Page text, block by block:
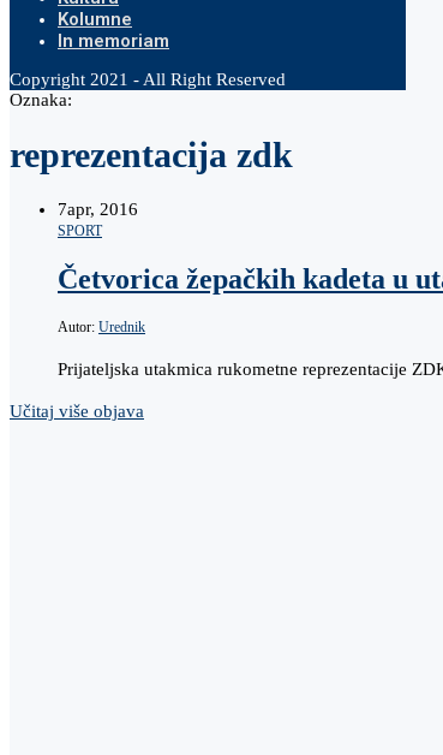
Kolumne
In memoriam
Copyright 2021 - All Right Reserved
Oznaka:
reprezentacija zdk
7apr, 2016
SPORT
Četvorica žepačkih kadeta u
Autor: Urednik
Prijateljska utakmica rukometne reprezentacije
Učitaj više objava